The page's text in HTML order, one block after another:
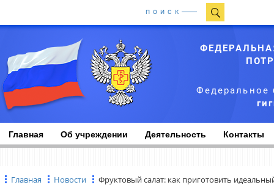
ПОИСК
Федеральное
Главная Об учреждении Деятельность Контакты
Главная Новости Фруктовый салат: как приготовить